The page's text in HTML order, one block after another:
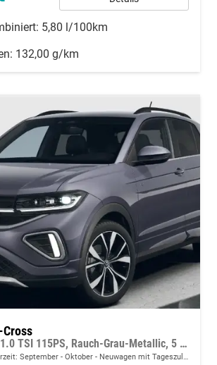
5,80 l/100km
132,00 g/km
Cross
R-Line Limited 1.0 TSI 115PS, Rauch-Grau-Metallic, 5 JAHRE GARANTIE, ANHÄNGERKUPPLUNG, CLIMATRONIC, SITZHEIZUNG, 18" Alu, MATRIX-LED, Adaptiver Tempomat ACC, Parksensoren, Rückfahrkamera, Keyless, Abgedunkelte Scheiben, Radio "Ready2Discover" + App-Connect
September - Oktober Neuwagen mit Tageszulassung